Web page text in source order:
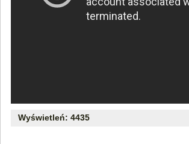
Wyświetleń: 4435